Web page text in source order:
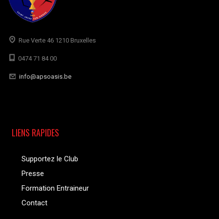
Rue Verte 46 1210 Bruxelles
0474 71 84 00
info@apsoasis.be
LIENS RAPIDES
Supportez le Club
Presse
Formation Entraineur
Contact